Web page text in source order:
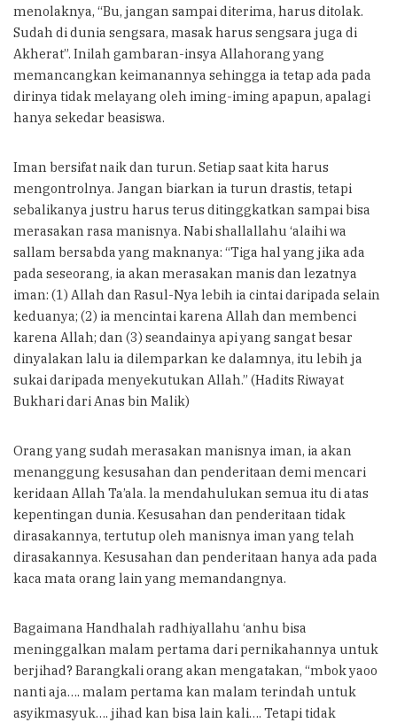
menolaknya, “Bu, jangan sampai diterima, harus ditolak.
Sudah di dunia sengsara, masak harus sengsara juga di
Akherat”. Inilah gambaran-insya Allahorang yang
memancangkan keimanannya sehingga ia tetap ada pada
dirinya tidak melayang oleh iming-iming apapun, apalagi
hanya sekedar beasiswa.
Iman bersifat naik dan turun. Setiap saat kita harus
mengontrolnya. Jangan biarkan ia turun drastis, tetapi
sebalikanya justru harus terus ditinggkatkan sampai bisa
merasakan rasa manisnya. Nabi shallallahu ‘alaihi wa
sallam bersabda yang maknanya: “Tiga hal yang jika ada
pada seseorang, ia akan merasakan manis dan lezatnya
iman: (1) Allah dan Rasul-Nya lebih ia cintai daripada selain
keduanya; (2) ia mencintai karena Allah dan membenci
karena Allah; dan (3) seandainya api yang sangat besar
dinyalakan lalu ia dilemparkan ke dalamnya, itu lebih ja
sukai daripada menyekutukan Allah.” (Hadits Riwayat
Bukhari dari Anas bin Malik)
Orang yang sudah merasakan manisnya iman, ia akan
menanggung kesusahan dan penderitaan demi mencari
keridaan Allah Ta’ala. la mendahulukan semua itu di atas
kepentingan dunia. Kesusahan dan penderitaan tidak
dirasakannya, tertutup oleh manisnya iman yang telah
dirasakannya. Kesusahan dan penderitaan hanya ada pada
kaca mata orang lain yang memandangnya.
Bagaimana Handhalah radhiyallahu ‘anhu bisa
meninggalkan malam pertama dari pernikahannya untuk
berjihad? Barangkali orang akan mengatakan, “mbok yaoo
nanti aja…. malam pertama kan malam terindah untuk
asyikmasyuk…. jihad kan bisa lain kali…. Tetapi tidak